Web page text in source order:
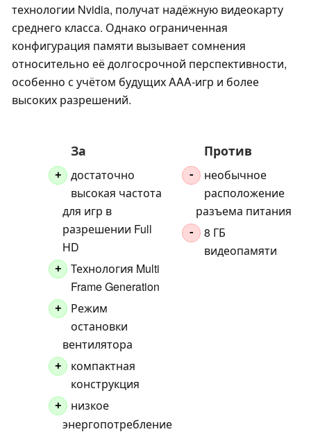
технологии Nvidia, получат надёжную видеокарту
среднего класса. Однако ограниченная
конфигурация памяти вызывает сомнения
относительно её долгосрочной перспективности,
особенно с учётом будущих AAA-игр и более
высоких разрешений.
За
+
достаточно
высокая частота
для игр в
разрешении Full
HD
+
Технология Multi
Frame Generation
+
Режим
остановки
вентилятора
+
компактная
конструкция
+
низкое
энергопотребление
Против
-
необычное
расположение
разъема питания
-
8 ГБ
видеопамяти